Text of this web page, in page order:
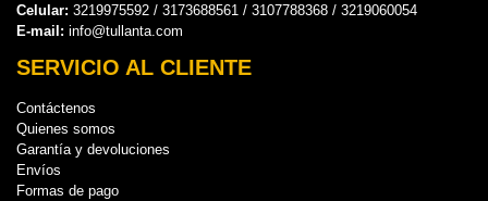
Celular: 3219975592 / 3173688561 / 3107788368 / 3219060054
E-mail: info@tullanta.com
SERVICIO AL CLIENTE
Contáctenos
Quienes somos
Garantía y devoluciones
Envíos
Formas de pago